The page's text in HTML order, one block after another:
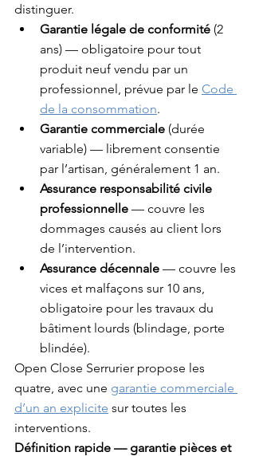
distinguer.
Garantie légale de conformité (2
ans) — obligatoire pour tout
produit neuf vendu par un
professionnel, prévue par le Code
de la consommation.
Garantie commerciale (durée
variable) — librement consentie
par l’artisan, généralement 1 an.
Assurance responsabilité civile
professionnelle — couvre les
dommages causés au client lors
de l’intervention.
Assurance décennale — couvre les
vices et malfaçons sur 10 ans,
obligatoire pour les travaux du
bâtiment lourds (blindage, porte
blindée).
Open Close Serrurier propose les
quatre, avec une garantie commerciale
d’un an explicite sur toutes les
interventions.
Définition rapide — garantie pièces et